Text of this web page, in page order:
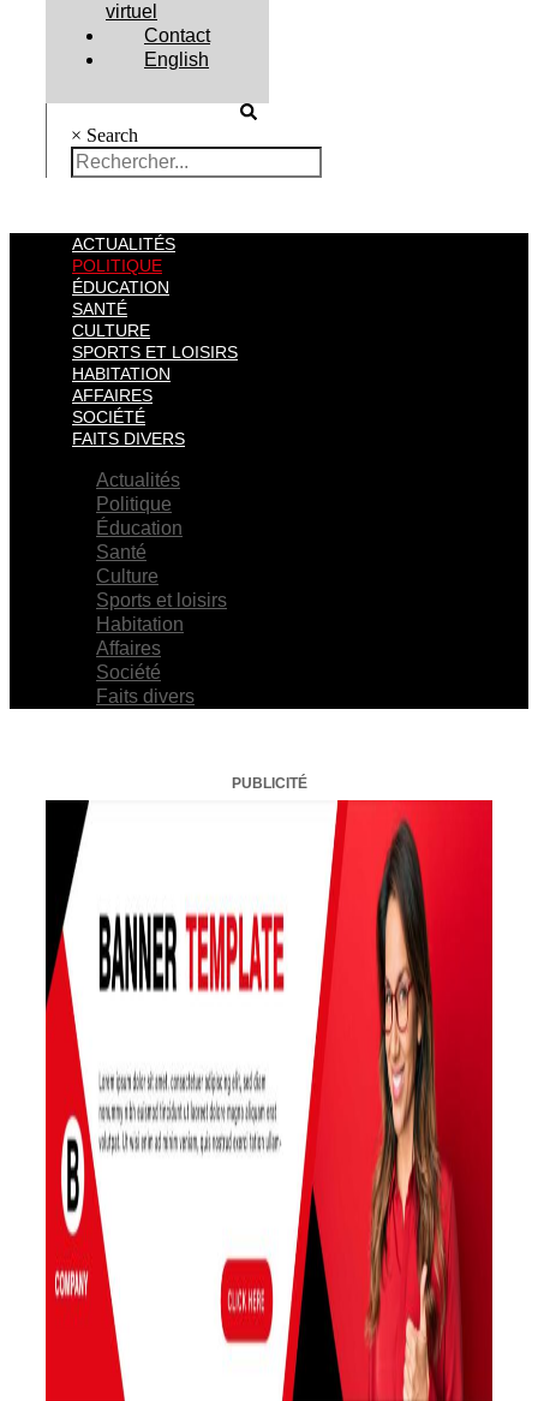
virtuel
Contact
English
× Search
ACTUALITÉS
POLITIQUE
ÉDUCATION
SANTÉ
CULTURE
SPORTS ET LOISIRS
HABITATION
AFFAIRES
SOCIÉTÉ
FAITS DIVERS
Actualités
Politique
Éducation
Santé
Culture
Sports et loisirs
Habitation
Affaires
Société
Faits divers
PUBLICITÉ